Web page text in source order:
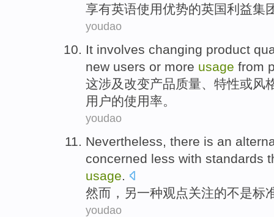
享有英语使用优势的英国利益集
youdao
It involves changing product
new users or more usage from
这涉及 改变产品质量、 特性或风
用户的使用率。
youdao
Nevertheless, there is an
concerned less with standards
usage.
然而 ，另一种观点关注的不是标
youdao